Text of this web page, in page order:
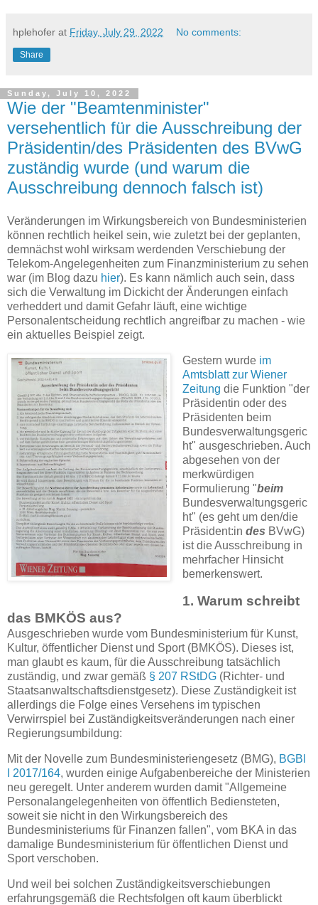
hplehofer at Friday, July 29, 2022 No comments:
Share
Sunday, July 10, 2022
Wie der "Beamtenminister"
versehentlich für die Ausschreibung der
Präsidentin/des Präsidenten des BVwG
zuständig wurde (und warum die
Ausschreibung dennoch falsch ist)
Veränderungen im Wirkungsbereich von Bundesministerien
können rechtlich heikel sein, wie zuletzt bei der geplanten,
demnächst wohl wirksam werdenden Verschiebung der
Telekom-Angelegenheiten zum Finanzministerium zu sehen
war (im Blog dazu hier). Es kann nämlich auch sein, dass
sich die Verwaltung im Dickicht der Änderungen einfach
verheddert und damit Gefahr läuft, eine wichtige
Personalentscheidung rechtlich angreifbar zu machen - wie
ein aktuelles Beispiel zeigt.
Gestern wurde im
Amtsblatt zur Wiener
Zeitung die Funktion "der
Präsidentin oder des
Präsidenten beim
Bundesverwaltungsgeric
ht" ausgeschrieben. Auch
abgesehen von der
merkwürdigen
Formulierung "beim
Bundesverwaltungsgeric
ht" (es geht um den/die
Präsident:in des BVwG)
ist die Ausschreibung in
mehrfacher Hinsicht
bemerkenswert.
1. Warum schreibt
das BMKÖS aus?
Ausgeschrieben wurde vom Bundesministerium für Kunst,
Kultur, öffentlicher Dienst und Sport (BMKÖS). Dieses ist,
man glaubt es kaum, für die Ausschreibung tatsächlich
zuständig, und zwar gemäß § 207 RStDG (Richter- und
Staatsanwaltschaftsdienstgesetz). Diese Zuständigkeit ist
allerdings die Folge eines Versehens im typischen
Verwirrspiel bei Zuständigkeitsveränderungen nach einer
Regierungsumbildung:
Mit der Novelle zum Bundesministeriengesetz (BMG), BGBl
I 2017/164, wurden einige Aufgabenbereiche der Ministerien
neu geregelt. Unter anderem wurden damit "Allgemeine
Personalangelegenheiten von öffentlich Bediensteten,
soweit sie nicht in den Wirkungsbereich des
Bundesministeriums für Finanzen fallen", vom BKA in das
damalige Bundesministerium für öffentlichen Dienst und
Sport verschoben.
Und weil bei solchen Zuständigkeitsverschiebungen
erfahrungsgemäß die Rechtsfolgen oft kaum überblickt